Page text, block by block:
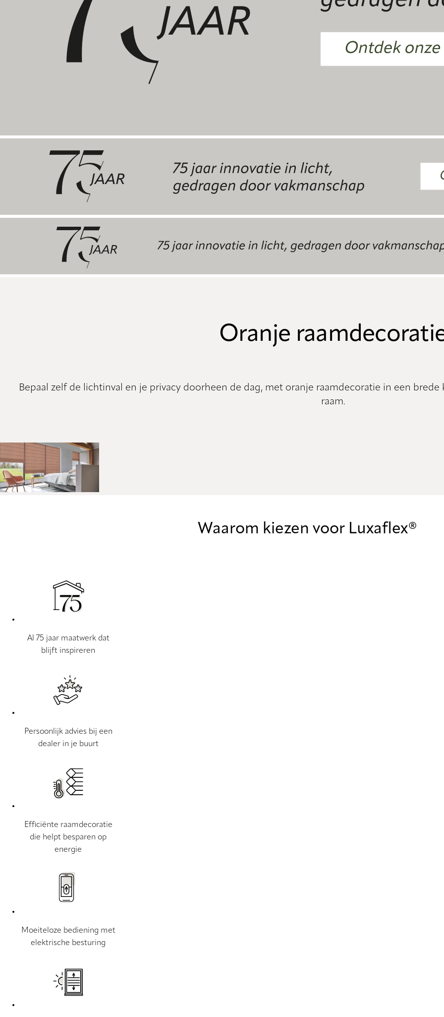
Oranje
Bepaal zelf de lichtinval en je privacy doorheen de dag, met oranje raamdecoratie in een
raam.
Waarom kiezen voor Luxaflex®
Al 75 jaar maatwerk dat
blijft inspireren
Persoonlijk advies bij een
dealer in je buurt
Efficiënte raamdecoratie
die helpt besparen op
energie
Moeiteloze bediening met
elektrische besturing